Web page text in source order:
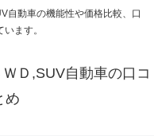
自動車の機能性や価格比較、口
ます。
Ｄ,SUV自動車の口コ
め